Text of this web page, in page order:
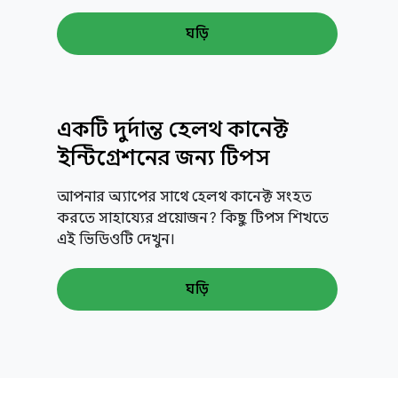
ঘড়ি
একটি দুর্দান্ত হেলথ কানেক্ট
ইন্টিগ্রেশনের জন্য টিপস
আপনার অ্যাপের সাথে হেলথ কানেক্ট সংহত
করতে সাহায্যের প্রয়োজন? কিছু টিপস শিখতে
এই ভিডিওটি দেখুন।
ঘড়ি